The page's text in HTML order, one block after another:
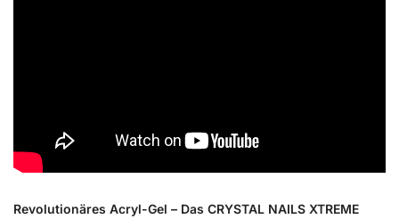
Revolutionäres Acryl-Gel – Das CRYSTAL NAILS XTREME